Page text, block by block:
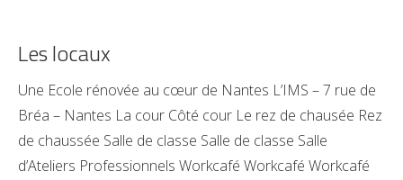
Les locaux
Une Ecole rénovée au cœur de Nantes L’IMS – 7 rue de
Bréa – Nantes La cour Côté cour Le rez de chausée Rez
de chaussée Salle de classe Salle de classe Salle
d’Ateliers Professionnels Workcafé Workcafé Workcafé